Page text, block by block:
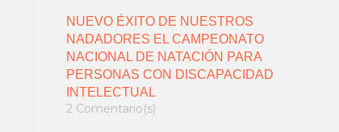
NUEVO ÉXITO DE NUESTROS
NADADORES EL CAMPEONATO
NACIONAL DE NATACIÓN PARA
PERSONAS CON DISCAPACIDAD
INTELECTUAL
2 Comentario(s)